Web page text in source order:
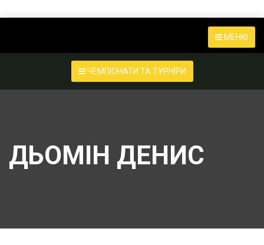
МЕНЮ
ЧЕМПІОНАТИ ТА ТУРНІРИ
ДЬОМІН ДЕНИС